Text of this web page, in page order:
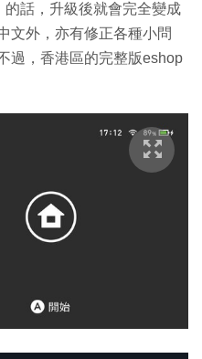
話，升級後就會完全變成
文外，亦有修正各種小問
過，香港區的完整版eshop